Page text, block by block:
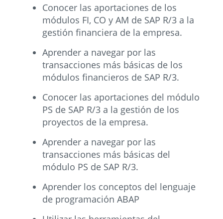
Conocer las aportaciones de los
módulos FI, CO y AM de SAP R/3 a la
gestión financiera de la empresa.
Aprender a navegar por las
transacciones más básicas de los
módulos financieros de SAP R/3.
Conocer las aportaciones del módulo
PS de SAP R/3 a la gestión de los
proyectos de la empresa.
Aprender a navegar por las
transacciones más básicas del
módulo PS de SAP R/3.
Aprender los conceptos del lenguaje
de programación ABAP